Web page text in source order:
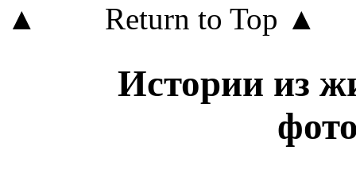
Return to Top ▲
Истории из